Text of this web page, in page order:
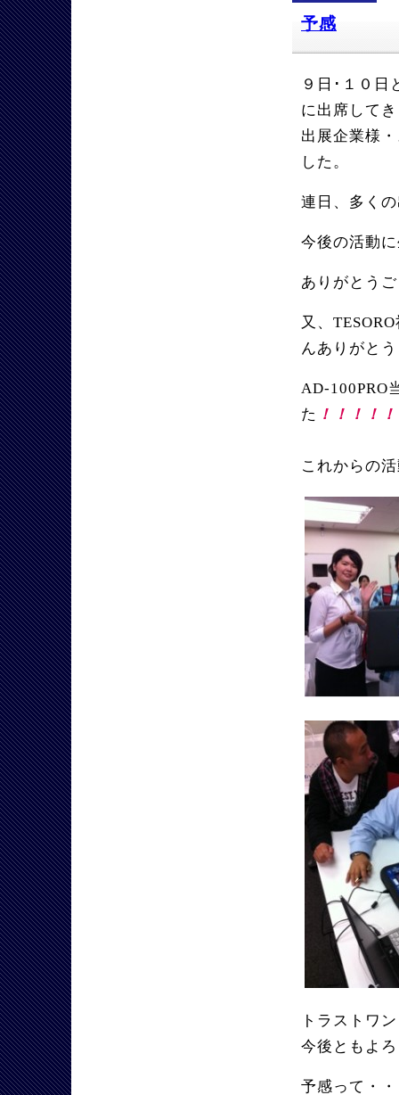
予感
９日･１０
に出席して
出展企業様
した。
連日、多く
今後の活動
ありがとう
又、
んありがと
AD-100PRO
た ！！！！
これからの
トラストワ
今後ともよ
予感って・